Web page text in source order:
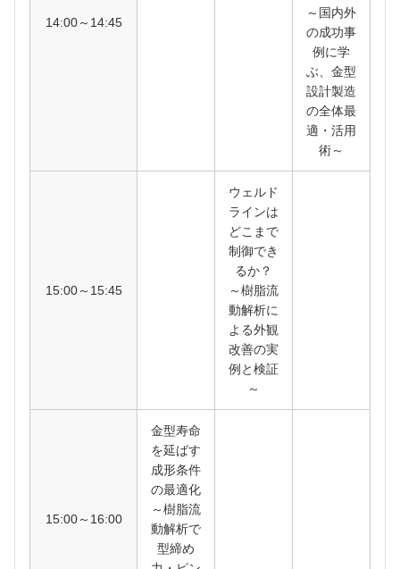
14:00～14:45
～国内外
の成功事
例に学
ぶ、金型
設計製造
の全体最
適・活用
術～
15:00～15:45
ウェルド
ラインは
どこまで
制御でき
るか？
～樹脂流
動解析に
よる外観
改善の実
例と検証
～
15:00～16:00
金型寿命
を延ばす
成形条件
の最適化
～樹脂流
動解析で
型締め